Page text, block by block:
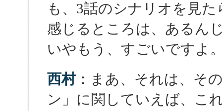
も、3話のシナリオを見
感じるところは、あるん
いやもう、すごいですよ
西村：まあ、それは、そ
ン」に関していえば、こ